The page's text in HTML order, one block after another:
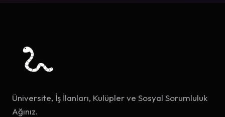
Üniversite, İş İlanları, Kulüpler ve Sosyal Sorumluluk
Ağınız.